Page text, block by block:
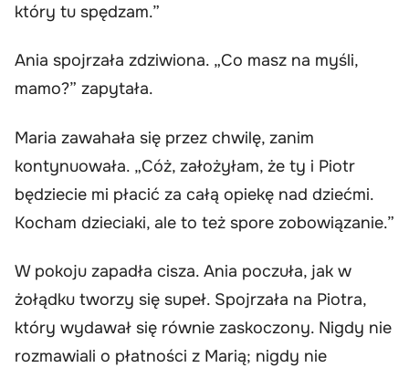
który tu spędzam.”
Ania spojrzała zdziwiona. „Co masz na myśli,
mamo?” zapytała.
Maria zawahała się przez chwilę, zanim
kontynuowała. „Cóż, założyłam, że ty i Piotr
będziecie mi płacić za całą opiekę nad dziećmi.
Kocham dzieciaki, ale to też spore zobowiązanie.”
W pokoju zapadła cisza. Ania poczuła, jak w
żołądku tworzy się supeł. Spojrzała na Piotra,
który wydawał się równie zaskoczony. Nigdy nie
rozmawiali o płatności z Marią; nigdy nie